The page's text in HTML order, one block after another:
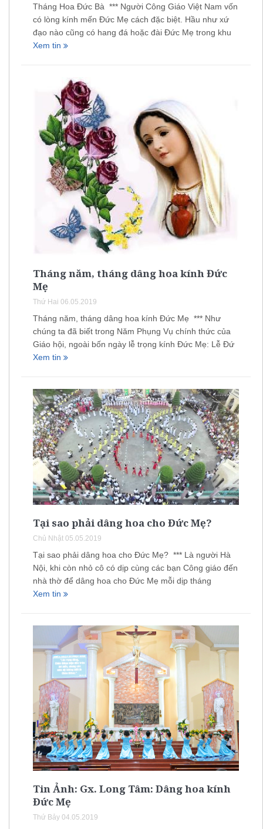
Tháng Hoa Đức Bà *** Người Công Giáo Việt Nam vốn
có lòng kính mến Đức Mẹ cách đặc biệt. Hầu như xứ
đạo nào cũng có hang đá hoặc đài Đức Mẹ trong khu
Xem tin
Tháng năm, tháng dâng hoa kính Đức
Mẹ
Thứ Hai 06.05.2019
Tháng năm, tháng dâng hoa kính Đức Mẹ *** Như
chúng ta đã biết trong Năm Phụng Vụ chính thức của
Giáo hội, ngoài bốn ngày lễ trọng kính Đức Mẹ: Lễ Đứ
Xem tin
Tại sao phải dâng hoa cho Đức Mẹ?
Chủ Nhật 05.05.2019
Tại sao phải dâng hoa cho Đức Mẹ? *** Là người Hà
Nội, khi còn nhỏ cô có dịp cùng các bạn Công giáo đến
nhà thờ để dâng hoa cho Đức Mẹ mỗi dịp tháng
Xem tin
Tin Ảnh: Gx. Long Tâm: Dâng hoa kính
Đức Mẹ
Thứ Bảy 04.05.2019